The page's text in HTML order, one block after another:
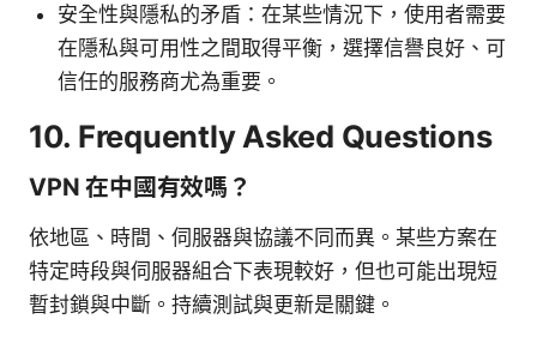
安全性與隱私的矛盾：在某些情況下，使用者需要
在隱私與可用性之間取得平衡，選擇信譽良好、可
信任的服務商尤為重要。
10. Frequently Asked Questions
VPN 在中國有效嗎？
依地區、時間、伺服器與協議不同而異。某些方案在
特定時段與伺服器組合下表現較好，但也可能出現短
暫封鎖與中斷。持續測試與更新是關鍵。